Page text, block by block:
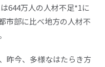
644万人の人材不足*1に
市部に比べ地方の人材不
昨今、多様なはたらき方